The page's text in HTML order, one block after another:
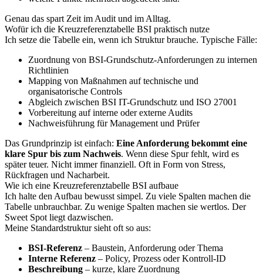
Genau das spart Zeit im Audit und im Alltag.
Wofür ich die Kreuzreferenztabelle BSI praktisch nutze
Ich setze die Tabelle ein, wenn ich Struktur brauche. Typische Fälle:
Zuordnung von BSI-Grundschutz-Anforderungen zu internen
Richtlinien
Mapping von Maßnahmen auf technische und
organisatorische Controls
Abgleich zwischen BSI IT-Grundschutz und ISO 27001
Vorbereitung auf interne oder externe Audits
Nachweisführung für Management und Prüfer
Das Grundprinzip ist einfach: Eine Anforderung bekommt eine
klare Spur bis zum Nachweis. Wenn diese Spur fehlt, wird es
später teuer. Nicht immer finanziell. Oft in Form von Stress,
Rückfragen und Nacharbeit.
Wie ich eine Kreuzreferenztabelle BSI aufbaue
Ich halte den Aufbau bewusst simpel. Zu viele Spalten machen die
Tabelle unbrauchbar. Zu wenige Spalten machen sie wertlos. Der
Sweet Spot liegt dazwischen.
Meine Standardstruktur sieht oft so aus:
BSI-Referenz – Baustein, Anforderung oder Thema
Interne Referenz – Policy, Prozess oder Kontroll-ID
Beschreibung – kurze, klare Zuordnung